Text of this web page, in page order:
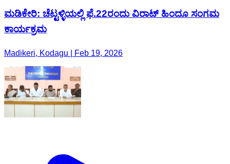
ಮಡಿಕೇರಿ: ಚೆಟ್ಟಳ್ಳಿಯಲ್ಲಿ ಫೆ.22ರಂದು ವಿರಾಟ್ ಹಿಂದೂ ಸಂಗಮ
‌ಕಾರ್ಯಕ್ರಮ
Madikeri, Kodagu | Feb 19, 2026